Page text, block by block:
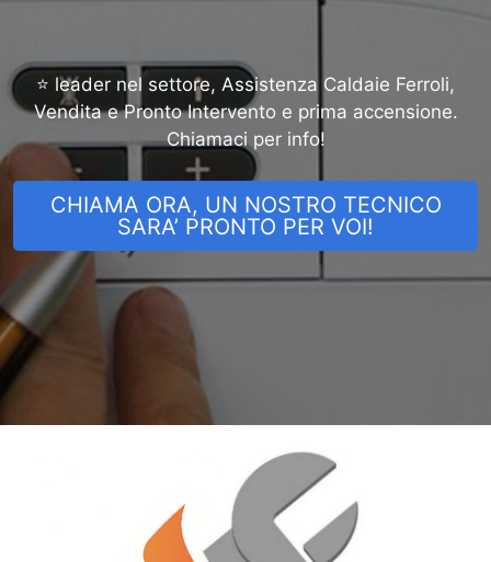
⭐ leader nel settore, Assistenza Caldaie Ferroli,
Vendita e Pronto Intervento e prima accensione.
Chiamaci per info!
CHIAMA ORA, UN NOSTRO TECNICO
SARA’ PRONTO PER VOI!